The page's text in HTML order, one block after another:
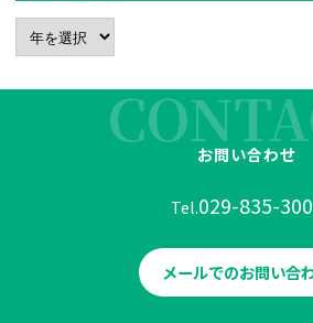
お問い合わせ
メールでのお問い合
Tel.029-835-